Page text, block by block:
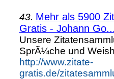
43. Mehr als 5900
Gratis - Johann
Unsere
SprÃ¼che und
http://www.zitate-
gratis.de/